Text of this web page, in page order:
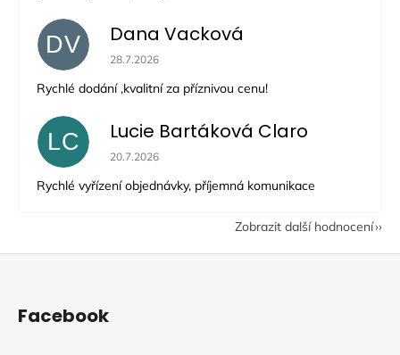
DV Dana Vacková
Hodnocení obchodu je 5 z 5 hvězdiček.
28.7.2026
Rychlé dodání ,kvalitní za příznivou cenu!
LC Lucie Bartáková Claro
Hodnocení obchodu je 5 z 5 hvězdiček.
20.7.2026
Rychlé vyřízení objednávky, příjemná komunikace
Zobrazit další hodnocení
Z
Facebook